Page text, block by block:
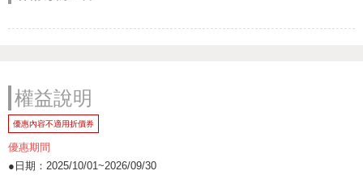
權益說明
優惠內容不適用折價券
優惠期間
●日期：2025/10/01~2026/09/30